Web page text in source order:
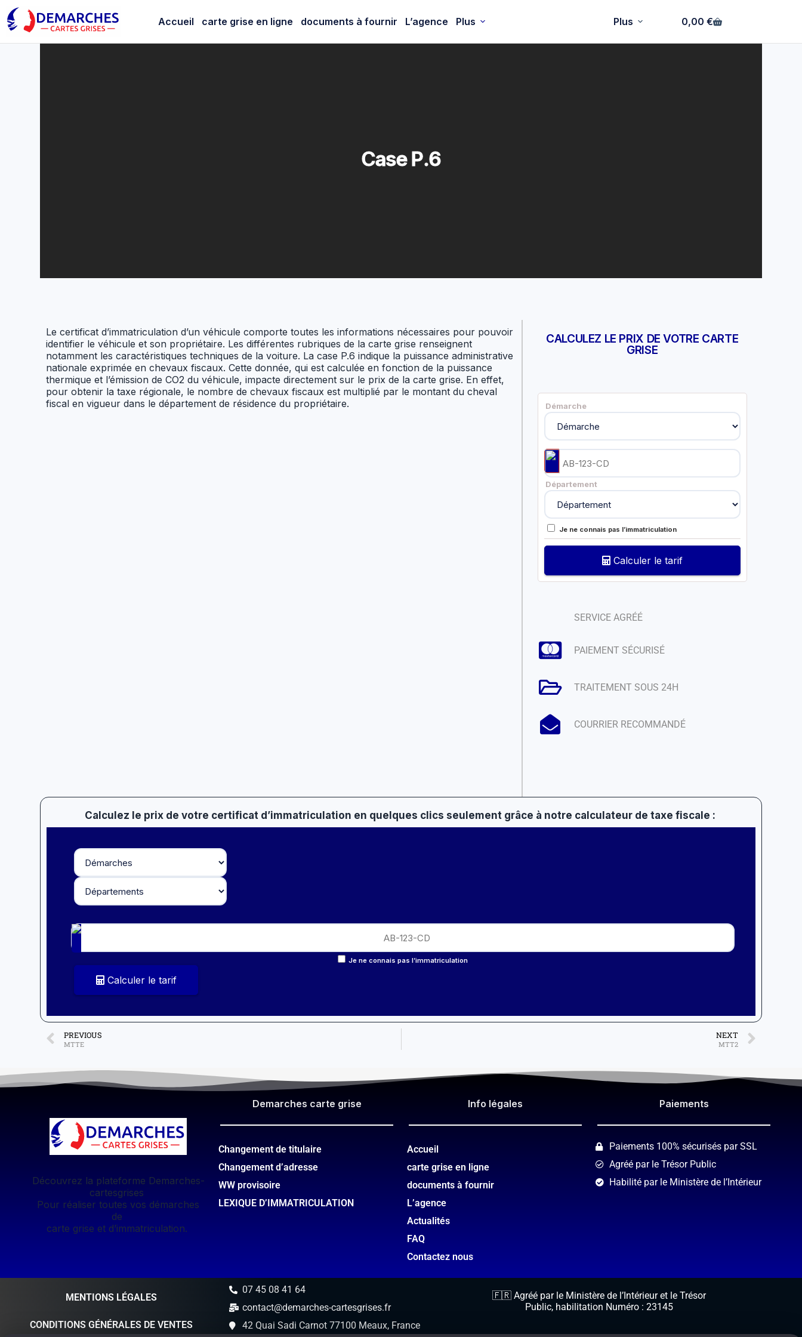
Accueil carte grise en ligne documents à fournir L’agence Plus Plus 0,00 €
Case P.6
Case P.6
Le certificat d’immatriculation d’un véhicule comporte toutes les informations nécessaires pour pouvoir
identifier le véhicule et son propriétaire. Les différentes rubriques de la carte grise renseignent
notamment les caractéristiques techniques de la voiture. La case P.6 indique la puissance administrative
nationale exprimée en chevaux fiscaux. Cette donnée, qui est calculée en fonction de la puissance
thermique et l’émission de CO2 du véhicule, impacte directement sur le prix de la carte grise. En effet,
pour obtenir la taxe régionale, le nombre de chevaux fiscaux est multiplié par le montant du cheval
fiscal en vigueur dans le département de résidence du propriétaire.
CALCULEZ LE PRIX DE VOTRE CARTE
GRISE
Démarche
Département
Je ne connais pas l’immatriculation
Calculer le tarif
SERVICE AGRÉÉ
PAIEMENT SÉCURISÉ
TRAITEMENT SOUS 24H
COURRIER RECOMMANDÉ
Calculez le prix de votre certificat d’immatriculation en quelques clics seulement grâce à notre calculateur de taxe fiscale :
Je ne connais pas l’immatriculation
Calculer le tarif
PREVIOUS
MTTE
NEXT
MTT2
Découvrez la plateforme Demarches-
cartesgrises
Pour réaliser toutes vos démarches
de
carte grise et d’immatriculation.
Demarches carte grise
Changement de titulaire
Changement d’adresse
WW provisoire
LEXIQUE D’IMMATRICULATION
Info légales​
Accueil
carte grise en ligne
documents à fournir
L’agence
Actualités
FAQ
Contactez nous
Paiements​
Paiements 100% sécurisés par SSL
Agréé par le Trésor Public
Habilité par le Ministère de l’Intérieur
MENTIONS LÉGALES
CONDITIONS GÉNÉRALES DE VENTES
07 45 08 41 64
contact@demarches-cartesgrises.fr
42 Quai Sadi Carnot 77100 Meaux, France
🇫🇷 Agréé par le Ministère de l’Intérieur et le Trésor
Public, habilitation Numéro : 23145